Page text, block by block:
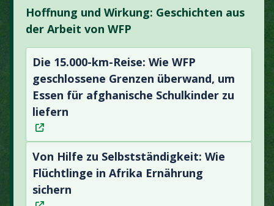
Hoffnung und Wirkung: Geschichten aus
der Arbeit von WFP
Die 15.000-km-Reise: Wie WFP
geschlossene Grenzen überwand, um
Essen für afghanische Schulkinder zu
liefern
Von Hilfe zu Selbstständigkeit: Wie
Flüchtlinge in Afrika Ernährung
sichern